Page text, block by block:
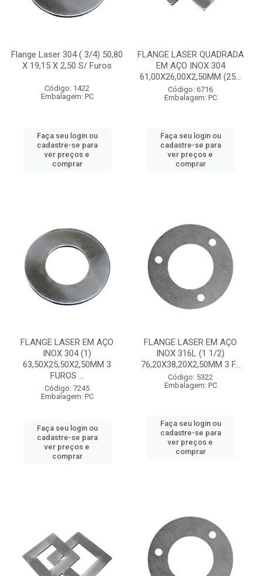
Flange Laser 304 ( 3/4) 50,80
X 19,15 X 2,50 S/ Furos
Código: 1422
Embalagem: PC
Faça seu login ou
cadastre-se para
ver preços e
comprar
FLANGE LASER QUADRADA
EM AÇO INOX 304
61,00X26,00X2,50MM (25...
Código: 6716
Embalagem: PC
Faça seu login ou
cadastre-se para
ver preços e
comprar
FLANGE LASER EM AÇO
INOX 304 (1)
63,50X25,50X2,50MM 3
FUROS ...
Código: 7245
Embalagem: PC
Faça seu login ou
cadastre-se para
ver preços e
comprar
FLANGE LASER EM AÇO
INOX 316L (1 1/2)
76,20X38,20X2,50MM 3 F...
Código: 5322
Embalagem: PC
Faça seu login ou
cadastre-se para
ver preços e
comprar